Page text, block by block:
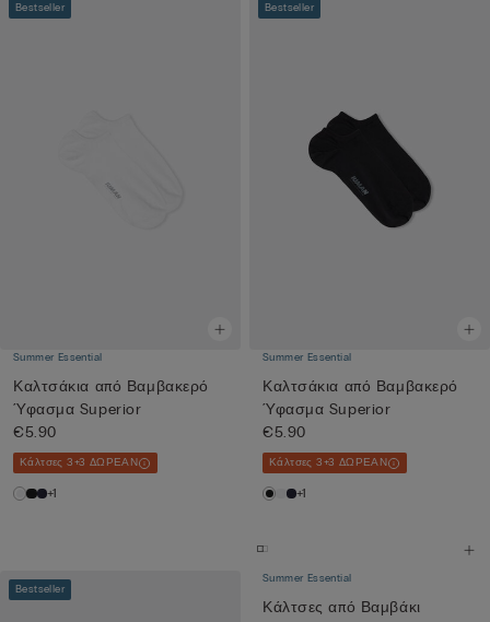
Bestseller
Summer Essential
Καλτσάκια από Βαμβακερό
Ύφασμα Superior
€5.90
Κάλτσες 3+3 ΔΩΡΕΑΝ
+1
Bestseller
Summer Essential
Καλτσάκια από Βαμβακερό
Ύφασμα Superior
€5.90
Κάλτσες 3+3 ΔΩΡΕΑΝ
+1
Bestseller
Summer Essential
Κάλτσες από Βαμβάκι